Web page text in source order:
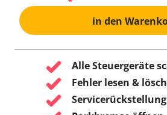
in den
Alle Steuergeräte
Fehler lesen &
Servicerückstellung